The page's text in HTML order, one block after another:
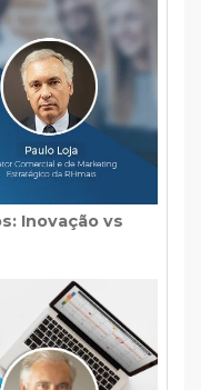
Inovação vs